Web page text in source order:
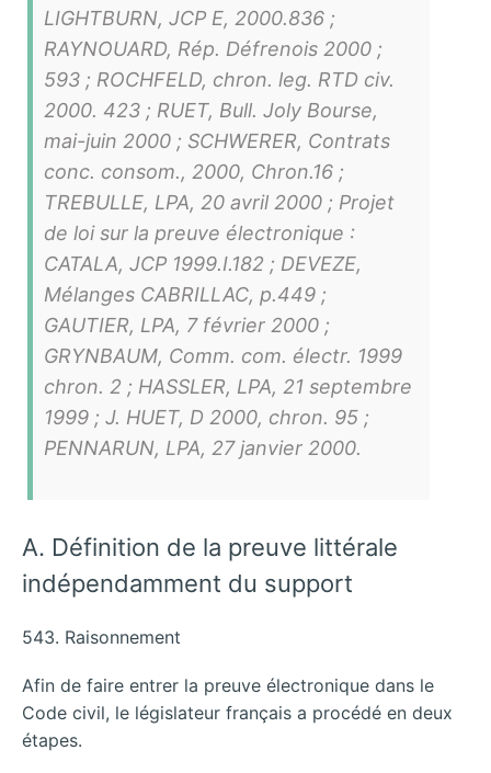
LIGHTBURN, JCP E, 2000.836 ;
RAYNOUARD, Rép. Défrenois 2000 ;
593 ; ROCHFELD, chron. leg. RTD civ.
2000. 423 ; RUET, Bull. Joly Bourse,
mai-juin 2000 ; SCHWERER, Contrats
conc. consom., 2000, Chron.16 ;
TREBULLE, LPA, 20 avril 2000 ; Projet
de loi sur la preuve électronique :
CATALA, JCP 1999.I.182 ; DEVEZE,
Mélanges CABRILLAC, p.449 ;
GAUTIER, LPA, 7 février 2000 ;
GRYNBAUM, Comm. com. électr. 1999
chron. 2 ; HASSLER, LPA, 21 septembre
1999 ; J. HUET, D 2000, chron. 95 ;
PENNARUN, LPA, 27 janvier 2000.
A. Définition de la preuve littérale
indépendamment du support
543. Raisonnement
Afin de faire entrer la preuve électronique dans le
Code civil, le législateur français a procédé en deux
étapes.